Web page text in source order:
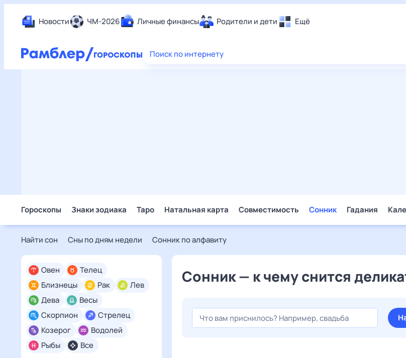
Новости ЧМ-2026 Личные финансы Родители и дети Ещё
Еда
Поиск по интернету
Гороскопы Знаки зодиака Таро Натальная карта Совместимость Сонник Гадания
Найти сон Сны по дням недели Сонник по алфавиту
Все
Овен
Телец
Близнецы
Рак
Лев
Дева
Весы
Скорпион
Стрелец
Козерог
Водолей
Рыбы
Сонник — к чему снится